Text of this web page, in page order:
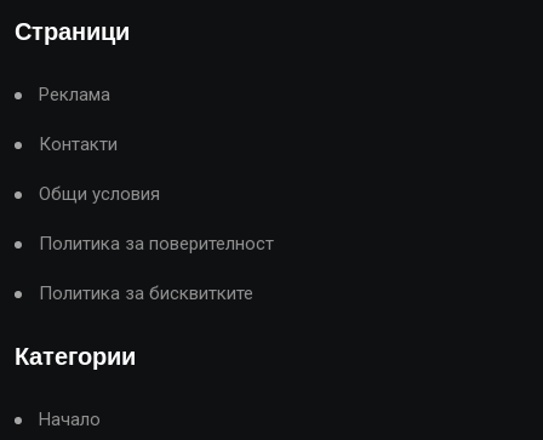
Страници
Реклама
Контакти
Общи условия
Политика за поверителност
Политика за бисквитките
Категории
Начало